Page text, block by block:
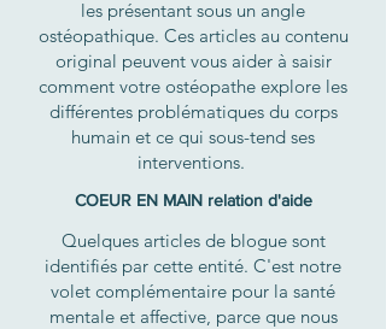
les présentant sous un angle
ostéopathique. Ces articles au contenu
original peuvent vous aider à saisir
comment votre ostéopathe explore les
différentes problématiques du corps
humain et ce qui sous-tend ses
interventions.
COEUR EN MAIN relation d'aide
Quelques articles de blogue sont
identifiés par cette entité. C'est notre
volet complémentaire pour la santé
mentale et affective, parce que nous